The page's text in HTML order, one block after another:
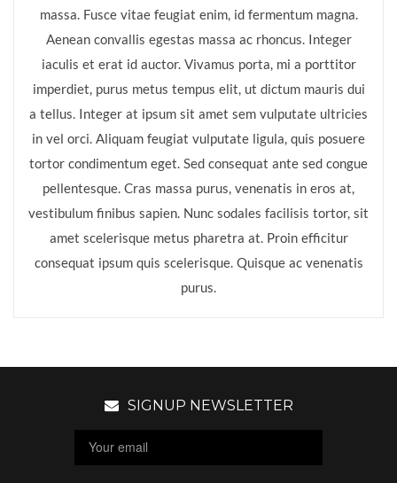
massa. Fusce vitae feugiat enim, id fermentum magna.
Aenean convallis egestas massa ac rhoncus. Integer
iaculis et erat id auctor. Vivamus porta, mi a porttitor
imperdiet, purus metus tempus elit, ut dictum mauris dui
a tellus. Integer at ipsum sit amet sem vulputate ultricies
in vel orci. Aliquam feugiat vulputate ligula, quis posuere
tortor condimentum eget. Sed consequat ante sed congue
pellentesque. Cras massa purus, venenatis in eros at,
vestibulum finibus sapien. Nunc sodales facilisis tortor, sit
amet scelerisque metus pharetra at. Proin efficitur
consequat ipsum quis scelerisque. Quisque ac venenatis
purus.
SIGNUP NEWSLETTER